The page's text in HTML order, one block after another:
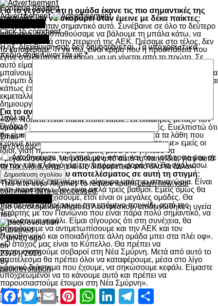
Για το γεγονός ότι η ομάδα έκανε τις πιο σημαντικές της
ευκαιρίες για να σκοράρει όταν έμεινε με δέκα παίκτες:
«Νομίζω ότι ήταν σημαντικό αυτό. Συνέβαινε σε όλο το δεύτερο
ημίχρονο, προσπαθούσαμε να βάλουμε τη μπάλα κάτω, να
παίξουμε κοντά στην περιοχή της ΑΕΚ. Πιέσαμε στο τέλος, δεν
τα καταφέραμε. Τι να πω, είναι κρίμα που η προσπάθεια που
έγινε στο δεύτερο ημίχρονο, να μη γίνεται από το πρώτο. Σε
αυτό είμαστε υπεύθυνοι εμείς. Στα παιχνίδια πρέπει να
μπαίνουμε από την αρχή, όσο καλύτερα μπορούμε. Όταν σε ένα
ντέρμπι δεν πατάς καλά στα πόδια σου, τα ντέρμπι εξελίσσονται
κάπως έτσι. Η ΑΕΚ ήταν τυχερή, με το λάθος το δικό μας που
εκμεταλλεύτηκε. Εμείς δεν ήμασταν στις ευκαιρίες που
δημιουργήσαμε κι έτσι, ήρθε αυτό το αποτέλεσμα».
Για το αν το παιχνίδι αυτό ήταν μια πρόβα για τα πλέι οφ:
«Όχι. Νομίζω είναι πάρα πολύ νωρίς. Οι διαφορές μεταξύ των
ομάδων στα πλέι οφ, θα είναι πάρα πολύ μικρές. Ευελπιστώ ότι
θα είμαστε καλύτεροι, ότι θα βελτιώσουμε αυτά τα λάθη που
έχουμε κάνει και πάνω από όλα, θα «μεγαλώσουμε» εμείς οι
ίδιοι, γιατί πρέπει πρώτα εμείς μέσα στο γήπεδο να
«μεγαλώσουμε», να μάθουμε από αυτά τα παιχνίδια, γιατί αυτά
τα παιχνίδια, είναι τελείως διαφορετικά από όλα τα άλλα».
Για τη σημασία του αποτελέσματος σε αυτή τη στιγμή:
«Όταν χάνεις ένα ντέρμπι, σίγουρα υπάρχει στεναχώρια. Είναι
κάτι παραπάνω, δεν είναι απλά τρεις βαθμοί. Εμείς όμως θα
πρέπει να συνεχίσουμε, έτσι είναι οι μεγάλες ομάδες. Θα
πρέπει να καταφέρουμε στο επόμενο παιχνίδι, αυτό της
Τετάρτης με τον Πανιώνιο που είναι πάρα πολύ σημαντικό, να
σηκώσουμε κεφάλι. Είμαι σίγουρος ότι στη συνέχεια, θα
μπορέσουμε να αντιμετωπίσουμε και την ΑΕΚ και τον
Παναθηναϊκό και οποιαδήποτε άλλη ομάδα μπει στα πλέι οφ».
«Ο στόχος μας είναι το Κύπελλο. Θα πρέπει να
παρουσιαστούμε σοβαροί στη Νέα Σμύρνη. Μετά από αυτό το
αποτέλεσμα θα πρέπει όλοι να καταφέρουμε, μέσα στο λίγο
χρονικό διάστημα που έχουμε, να σηκώσουμε κεφάλι. Είμαστε
υποχρεωμένοι να το κάνουμε αυτό και πρέπει να
παρουσιαστούμε έτοιμοι στη Νέα Σμύρνη».
Advertisement
Continue Reading
Advertisement
Click to comment
Η ηλ. διεύθυνση σας δεν δημοσιεύεται. Τα υποχρεωτικά
πεδία σημειώνονται με*
Σχόλιο*
Όνομα*
Email*
Ιστότοπος
Αποθήκευσε το όνομά μου, email, και τον ιστότοπο μου σε
αυτόν τον πλοηγό για την επόμενη φορά που θα σχολιάσω.
This site uses Akismet to reduce spam.Learn how your
comment data is processed.
Στο νοσοκομείο ο Μιρτσέα Λουτσέσκου, επιδεινώθηκε η υγεία
του
Published
7 μήνες ago
on
23/01/2026
By
paokrevolution
Facebook
Twitter
EmailPinterest
WhatsApp
LinkedIn
Telegram